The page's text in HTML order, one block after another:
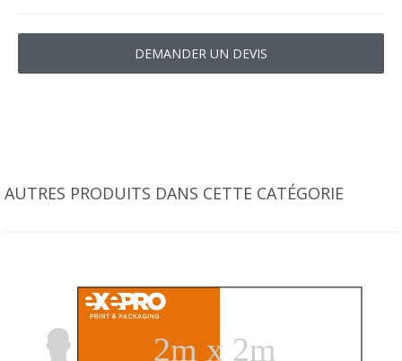
AUTRES PRODUITS DANS CETTE CATÉGORIE